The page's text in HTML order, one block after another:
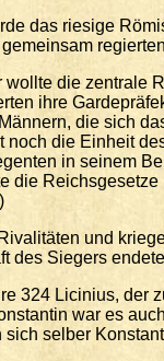
das riesige
die zentrale
ihre
die sich
die Einheit
in seinem
die
und
des Siegers
324 Licinius,
war es
selber